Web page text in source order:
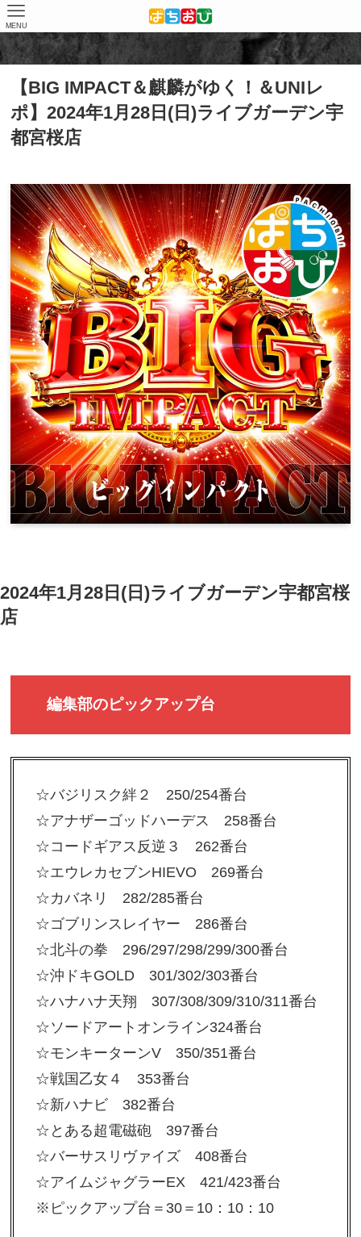
MENU
ホーム 取材結果 BIG IMPACT -ビッグインパクト-
【BIG IMPACT＆麒麟がゆく！＆UNIレ
ポ】2024年1月28日(日)ライブガーデン宇
都宮桜店
2024年1月28日(日)ライブガーデン宇都宮桜
店
編集部のピックアップ台
☆バジリスク絆２ 250/254番台
☆アナザーゴッドハーデス 258番台
☆コードギアス反逆３ 262番台
☆エウレカセブンHIEVO 269番台
☆カバネリ 282/285番台
☆ゴブリンスレイヤー 286番台
☆北斗の拳 296/297/298/299/300番台
☆沖ドキGOLD 301/302/303番台
☆ハナハナ天翔 307/308/309/310/311番台
☆ソードアートオンライン324番台
☆モンキーターンV 350/351番台
☆戦国乙女４ 353番台
☆新ハナビ 382番台
☆とある超電磁砲 397番台
☆バーサスリヴァイズ 408番台
☆アイムジャグラーEX 421/423番台
※ピックアップ台＝30＝10：10：10